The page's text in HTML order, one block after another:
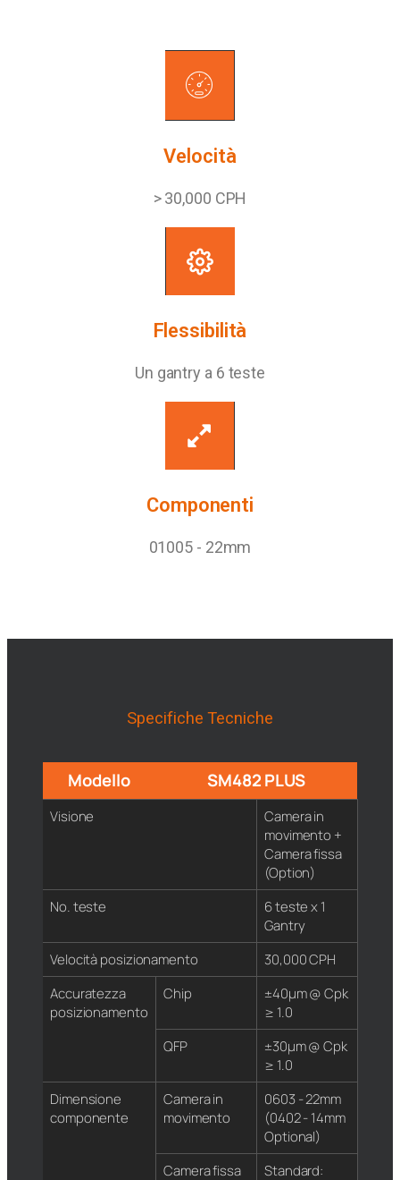
Velocità
> 30,000 CPH
Flessibilità
Un gantry a 6 teste
Componenti
01005 - 22mm
Specifiche Tecniche
Modello SM482 PLUS
Visione
Camera in
movimento +
Camera fissa
(Option)
No. teste
6 teste x 1
Gantry
Velocità posizionamento
30,000 CPH
Accuratezza
posizionamento
Chip
±40μm @ Cpk
≥ 1.0
QFP
±30μm @ Cpk
≥ 1.0
Dimensione
componente
Camera in
movimento
0603 - 22mm
(0402 - 14mm
Optional)
Camera fissa
Standard: